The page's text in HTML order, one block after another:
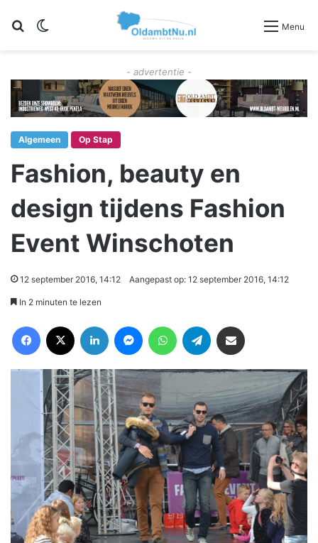
Zoeken Menu
- advertentie -
Algemeen Op Stap
Fashion, beauty en
design tijdens Fashion
Event Winschoten
12 september 2016, 14:12 Aangepast op: 12 september 2016, 14:12
In 2 minuten te lezen